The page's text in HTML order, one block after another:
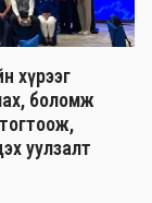
хүрээг
боломж
уулзалт